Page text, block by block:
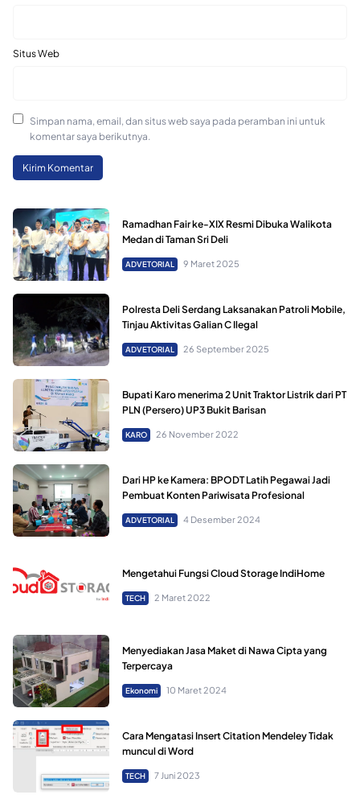
Situs Web
Simpan nama, email, dan situs web saya pada peramban ini untuk
komentar saya berikutnya.
Ramadhan Fair ke-XIX Resmi Dibuka Walikota
Medan di Taman Sri Deli
ADVETORIAL 9 Maret 2025
Polresta Deli Serdang Laksanakan Patroli Mobile,
Tinjau Aktivitas Galian C Ilegal
ADVETORIAL 26 September 2025
Bupati Karo menerima 2 Unit Traktor Listrik dari PT
PLN (Persero) UP3 Bukit Barisan
KARO 26 November 2022
Dari HP ke Kamera: BPODT Latih Pegawai Jadi
Pembuat Konten Pariwisata Profesional
ADVETORIAL 4 Desember 2024
Mengetahui Fungsi Cloud Storage IndiHome
TECH 2 Maret 2022
Menyediakan Jasa Maket di Nawa Cipta yang
Terpercaya
Ekonomi 10 Maret 2024
Cara Mengatasi Insert Citation Mendeley Tidak
muncul di Word
TECH 7 Juni 2023